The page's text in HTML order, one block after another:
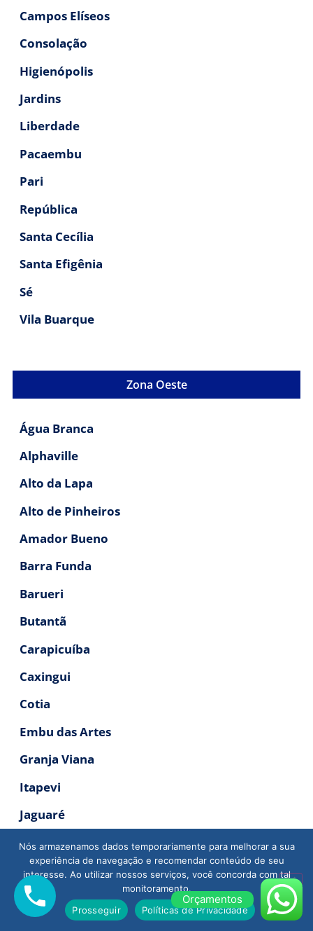
Campos Elíseos
Consolação
Higienópolis
Jardins
Liberdade
Pacaembu
Pari
República
Santa Cecília
Santa Efigênia
Sé
Vila Buarque
Zona Oeste
Água Branca
Alphaville
Alto da Lapa
Alto de Pinheiros
Amador Bueno
Barra Funda
Barueri
Butantã
Carapicuíba
Caxingui
Cotia
Embu das Artes
Granja Viana
Itapevi
Jaguaré
Jandira
Jaraguá
Lapa
Orçamentos
Nós armazenamos dados temporariamente para melhorar a sua
experiência de navegação e recomendar conteúdo de seu
interesse. Ao utilizar nossos serviços, você concorda com tal
monitoramento.
Prosseguir
Políticas de Privacidade